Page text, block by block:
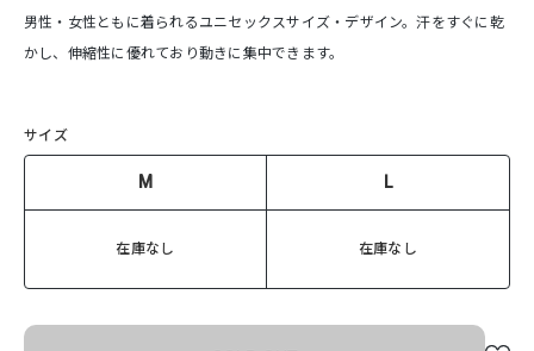
男性・女性ともに着られるユニセックスサイズ・デザイン。汗をすぐに乾
かし、伸縮性に優れており動きに集中できます。
サイズ
M L
在庫なし 在庫なし